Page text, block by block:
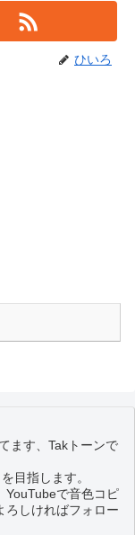
ひいろ
ます、Takトーンで
目指します。
YouTubeで音色コピ
ろしければフォロー